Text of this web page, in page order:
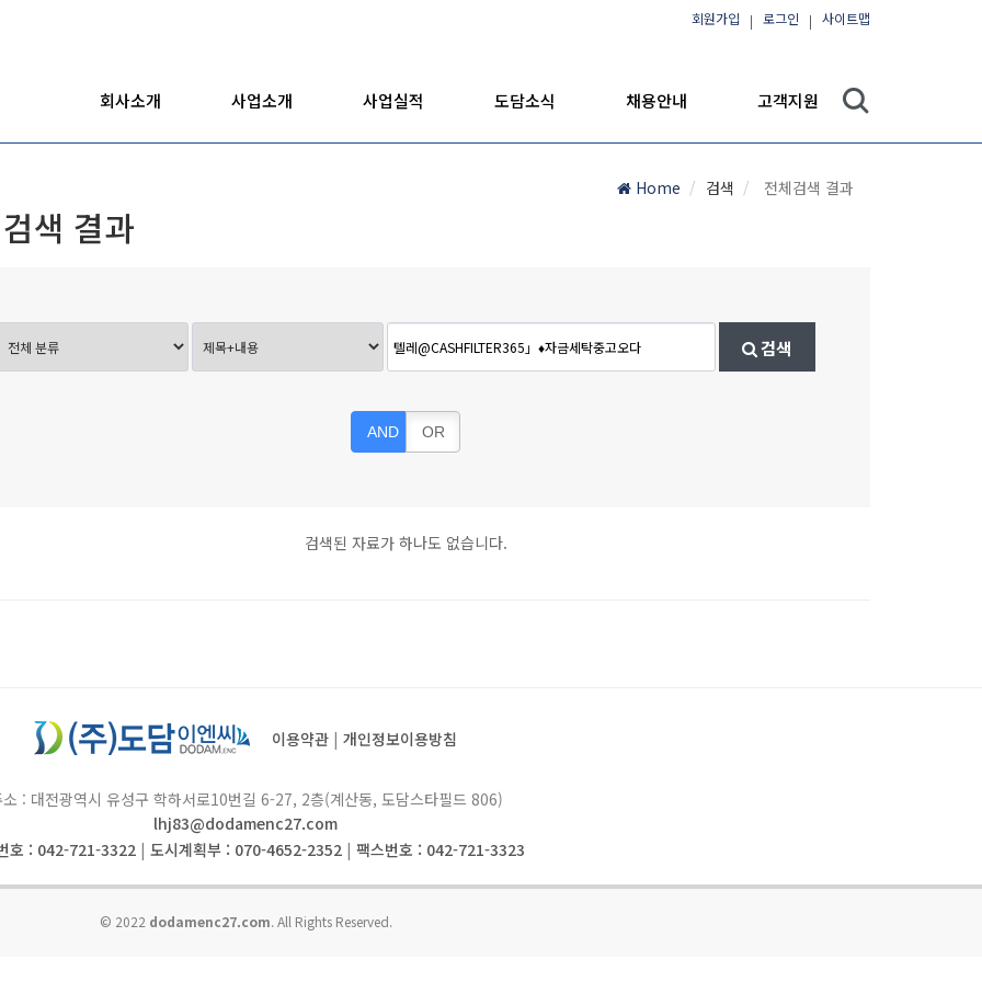
회원가입 로그인 사이트맵
회사소개 사업소개 사업실적 도담소식 채용안내 고객지원
Home 검색 전체검색 결과
색 결과
검색
AND OR
검색된 자료가 하나도 없습니다.
이용약관 | 개인정보이용방침
소 : 대전광역시 유성구 학하서로10번길 6-27, 2층(계산동, 도담스타필드 806)
lhj83@dodamenc27.com
호 : 042-721-3322| 도시계획부 : 070-4652-2352| 팩스번호 : 042-721-3323
© 2022 dodamenc27.com. All Rights Reserved.